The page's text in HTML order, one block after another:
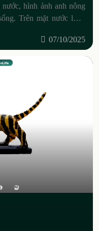
hình ảnh anh nông
Trên mặt nước lung
07/10/2025